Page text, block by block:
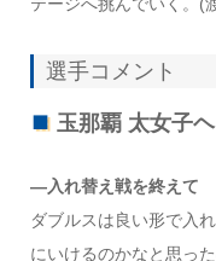
選手コメント
玉那覇 太女子
―入れ替え戦を終えて
ダブルスは良い形で入
にいけるのかなと思っ